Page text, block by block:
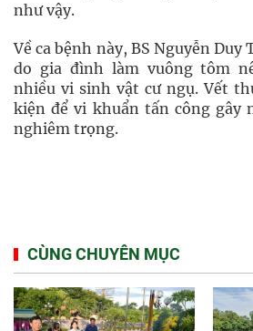
như vậy.
Về ca bệnh này, BS Nguyễn Duy
do gia đình làm vuông tôm
nhiều vi sinh vật cư ngụ. Vết
kiện để vi khuẩn tấn công gây
nghiêm trọng.
CÙNG CHUYÊN MỤC